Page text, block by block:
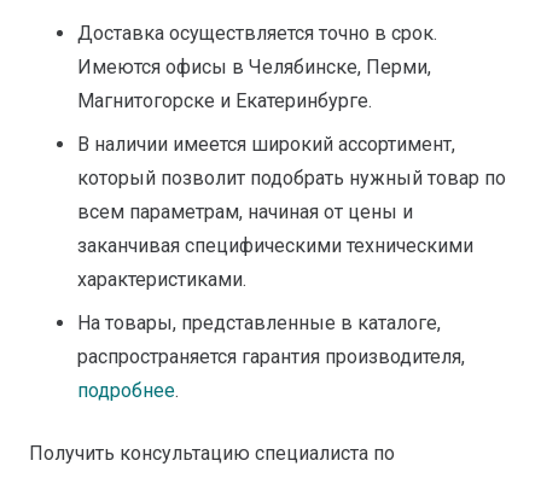
Доставка осуществляется точно в срок.
Имеются офисы в Челябинске, Перми,
Магнитогорске и Екатеринбурге.
В наличии имеется широкий ассортимент,
который позволит подобрать нужный товар по
всем параметрам, начиная от цены и
заканчивая специфическими техническими
характеристиками.
На товары, представленные в каталоге,
распространяется гарантия производителя,
подробнее.
Получить консультацию специалиста по